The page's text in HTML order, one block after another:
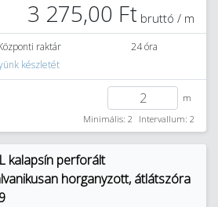
3 275,00 Ft bruttó / m
raktár
24 óra
készletét
m
Minimális: 2
Intervallum: 2
kalapsín perforált
horganyzott, átlátszóra